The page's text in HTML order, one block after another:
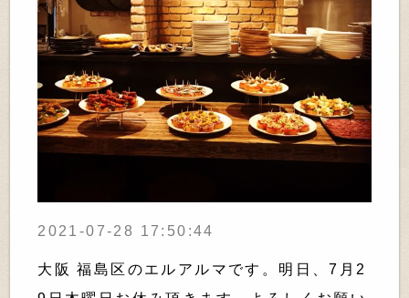
2021-07-28 17:50:44
大阪 福島区のエルアルマです。明日、7月2